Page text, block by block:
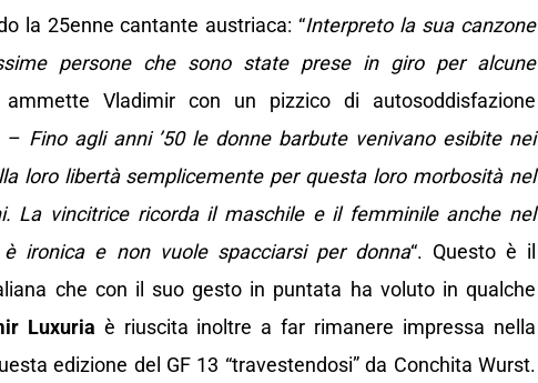
la 25enne cantante austriaca: “Interpreto la sua canzone
persone che sono state prese in giro per alcune
Vladimir con un pizzico di autosoddisfazione
– Fino agli anni ’50 le donne barbute venivano esibite nei
loro libertà semplicemente per questa loro morbosità nel
La vincitrice ricorda il maschile e il femminile anche nel
ironica e non vuole spacciarsi per donna“. Questo è il
che con il suo gesto in puntata ha voluto in qualche
Luxuria è riuscita inoltre a far rimanere impressa nella
edizione del GF 13 “travestendosi” da Conchita Wurst.